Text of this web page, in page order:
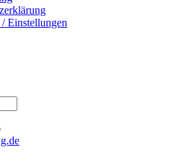
Einstellungen